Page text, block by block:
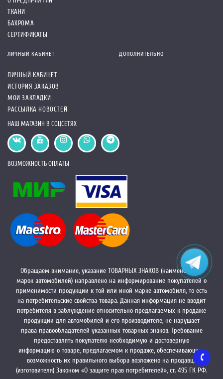
ТКАНИ
БАХРОМА
СЕРТИФИКАТЫ
ЛИЧНЫЙ КАБИНЕТ
ЛИЧНЫЙ КАБИНЕТ
ИСТОРИЯ ЗАКАЗОВ
МОИ ЗАКЛАДКИ
РАССЫЛКА НОВОСТЕЙ
ДОПОЛНИТЕЛЬНО
НАШ МАГАЗИН В СОЦСЕТЯХ
ВОЗМОЖНОСТЬ ОПЛАТЫ
Обращаем внимание, указание ТОВАРНЫХ ЗНАКОВ (наименований
марок автомобилей) направлено на информирование покупателей о
применимости продукции к той или иной марке автомобиля, то есть
на потребительские свойства товара. Данная информация не вводит
потребителя в заблуждение относительно предлагаемых к продаже
продукции для автомобилей и его производителе, не нарушает
права правообладателей указанных товарных знаков. Требование
предоставлять покупателю необходимую и достоверную
информацию о товаре, предлагаемом к продаже, обеспечивающую
возможность их правильного выбора возложено на продавца
(изготовителя) Законом «О защите прав потребителей», ст. 495 ГК РФ.